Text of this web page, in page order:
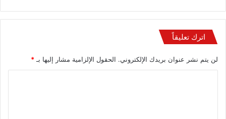
اترك تعليقاً
لن يتم نشر عنوان بريدك الإلكتروني. الحقول الإلزامية مشار إليها بـ *